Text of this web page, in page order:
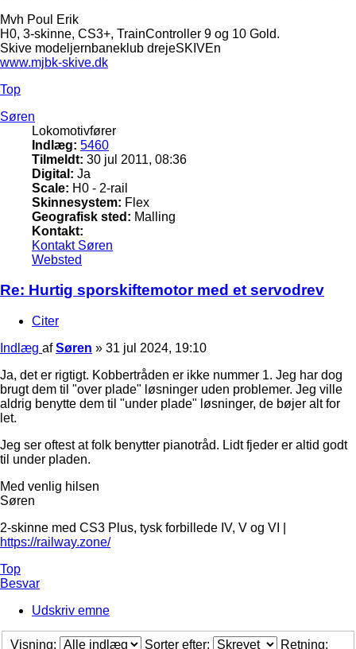
Mvh Poul Erik
H0, 3-skinne, CS3+, TrainController 9 og 10 Gold.
Skive modeljernbaneklub drejeSKIVEn
www.mjbk-skive.dk
Top
Søren
Lokomotivfører
Indlæg: 5460
Tilmeldt: 30 jul 2011, 08:36
Digital: Ja
Scale: H0 - 2-rail
Skinnesystem: Flex
Geografisk sted: Malling
Kontakt:
Kontakt Søren
Websted
Re: Hurtig sporskiftemotor med et servodrev
Citer
Indlæg afSøren » 31 jul 2024, 19:10
Ja, det er rigtigt. Kobbertråden er ikke nummer 1. Jeg har dog
brugt dem til "over plade" løsninger uden problemer. Jeg ville
aldrig benytte dem til "under plade" løsninger, de bøjer alt for
let.
Jeg ser oftest at folk benytter pianotråd. Lidt fjeder er altid godt
til under pladen.
Med venlig hilsen
Søren
2-skinne med CS3 Plus, tysk forbillede IV, V og VI |
https://railway.zone/
Top
Besvar
Udskriv emne
Visning: Sorter efter: Retning: